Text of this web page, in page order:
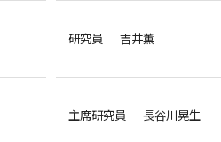
研究員 吉井薫
主席研究員 長谷川晃生